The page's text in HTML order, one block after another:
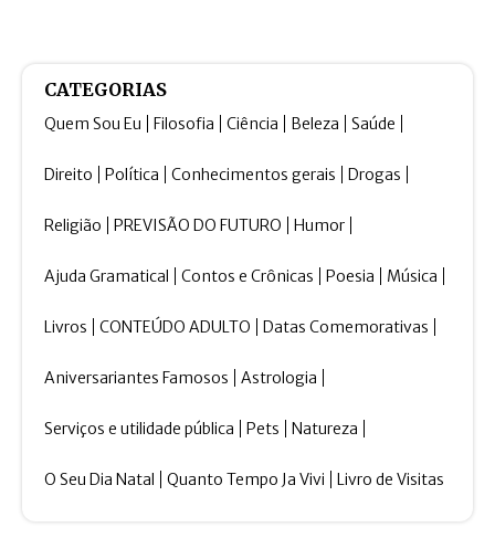
CATEGORIAS
Quem Sou Eu Filosofia Ciência Beleza Saúde
Direito Política Conhecimentos gerais Drogas
Religião PREVISÃO DO FUTURO Humor
Ajuda Gramatical Contos e Crônicas Poesia Música
Livros CONTEÚDO ADULTO Datas Comemorativas
Aniversariantes Famosos Astrologia
Serviços e utilidade pública Pets Natureza
O Seu Dia Natal Quanto Tempo Ja Vivi Livro de Visitas